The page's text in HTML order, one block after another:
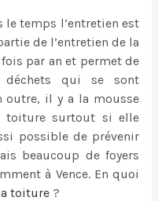
temps l’entretien est
de l’entretien de la
par an et permet de
déchets qui se sont
outre, il y a la mousse
toiture surtout si elle
possible de prévenir
beaucoup de foyers
à Vence. En quoi
toiture ?